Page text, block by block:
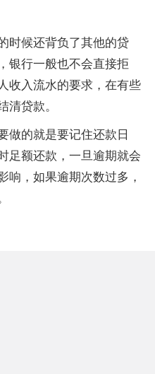
时候还背负了其他的贷
银行一般也不会直接拒
收入流水的要求，在有些
清贷款。
做的就是要记住还款日
足额还款，一旦逾期就会
响，如果逾期次数过多，